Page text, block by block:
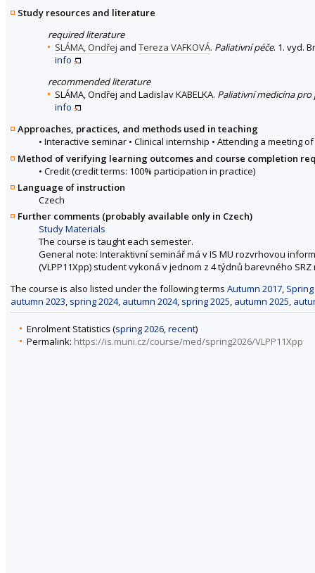
Study resources and literature
required literature
SLÁMA, Ondřej and Tereza VAFKOVÁ. Paliativní péče. 1. vyd.
info
recommended literature
SLÁMA, Ondřej and Ladislav KABELKA. Paliativní medicína pro
info
Approaches, practices, and methods used in teaching
• Interactive seminar • Clinical internship • Attending a meeting
Method of verifying learning outcomes and course completion
• Credit (credit terms: 100% participation in practice)
Language of instruction
Czech
Further comments (probably available only in Czech)
Study Materials
The course is taught each semester.
General note: Interaktivní seminář má v IS MU rozvrhovou
(VLPP11Xpp) student vykoná v jednom z 4 týdnů barevného
The course is also listed under the following terms Autumn 2017,
autumn 2023, spring 2024, autumn 2024, spring 2025, autumn 2025,
Enrolment Statistics (spring 2026,recent)
Permalink: https://is.muni.cz/course/med/spring2026/VLPP11Xpp